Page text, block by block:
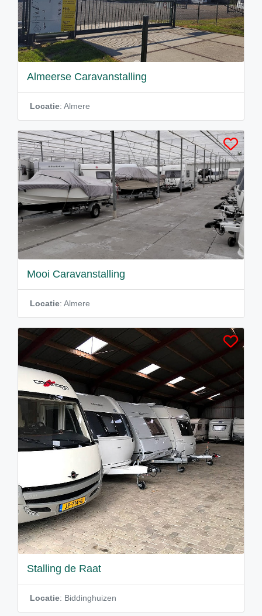
Almeerse Caravanstalling
Locatie: Almere
Mooi Caravanstalling
Locatie: Almere
Stalling de Raat
Locatie: Biddinghuizen